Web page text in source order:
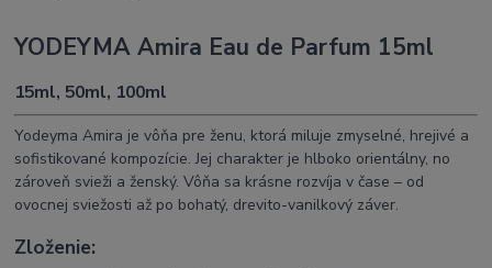
YODEYMA Amira Eau de Parfum 15ml
15ml, 50ml, 100ml
Yodeyma Amira je vôňa pre ženu, ktorá miluje zmyselné, hrejivé a
sofistikované kompozície. Jej charakter je hlboko orientálny, no
zároveň svieži a ženský. Vôňa sa krásne rozvíja v čase – od
ovocnej sviežosti až po bohatý, drevito-vanilkový záver.
Zloženie: